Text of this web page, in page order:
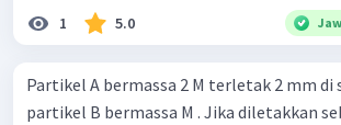
1 5.0
Partikel A bermassa 2 M terletak 2 mm di
partikel B bermassa M . Jika diletakkan